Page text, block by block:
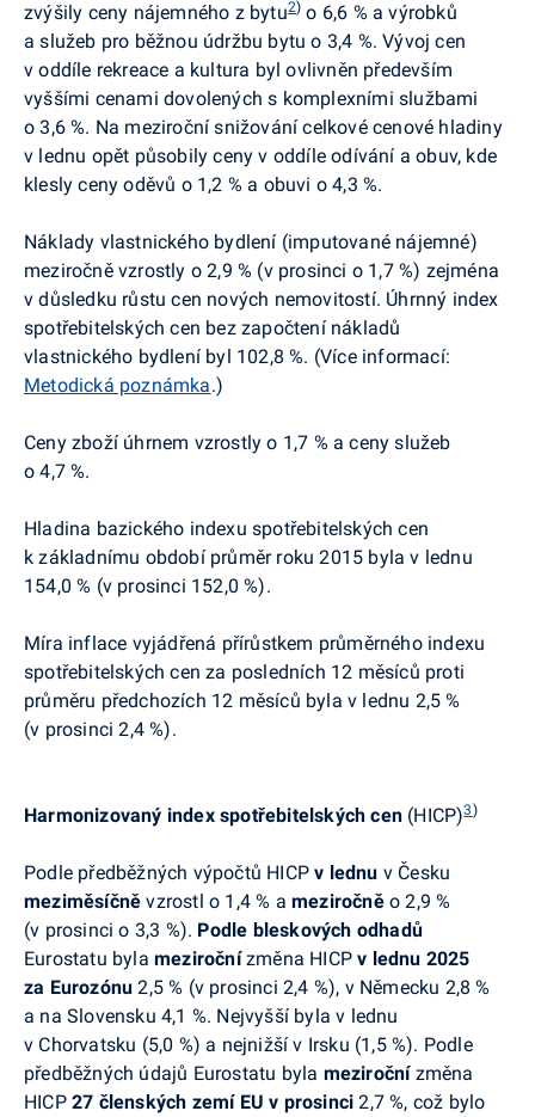
zvýšily ceny nájemného z bytu2) o 6,6 % a výrobků
a služeb pro běžnou údržbu bytu o 3,4 %. Vývoj cen
v oddíle rekreace a kultura byl ovlivněn především
vyššími cenami dovolených s komplexními službami
o 3,6 %. Na meziroční snižování celkové cenové hladiny
v lednu opět působily ceny v oddíle odívání a obuv, kde
klesly ceny oděvů o 1,2 % a obuvi o 4,3 %.
Náklady vlastnického bydlení (imputované nájemné)
meziročně vzrostly o 2,9 % (v prosinci o 1,7 %) zejména
v důsledku růstu cen nových nemovitostí. Úhrnný index
spotřebitelských cen bez započtení nákladů
vlastnického bydlení byl 102,8 %. (Více informací:
Metodická poznámka.)
Ceny zboží úhrnem vzrostly o 1,7 % a ceny služeb
o 4,7 %.
Hladina bazického indexu spotřebitelských cen
k základnímu období průměr roku 2015 byla v lednu
154,0 % (v prosinci 152,0 %).
Míra inflace vyjádřená přírůstkem průměrného indexu
spotřebitelských cen za posledních 12 měsíců proti
průměru předchozích 12 měsíců byla v lednu 2,5 %
(v prosinci 2,4 %).
Harmonizovaný index spotřebitelských cen (HICP)3)
Podle předběžných výpočtů HICP v lednu v Česku
meziměsíčně vzrostl o 1,4 % ameziročněo 2,9 %
(v prosinci o 3,3 %). Podle bleskových odhadů
Eurostatu bylameziročnízměna HICPv lednu 2025
za Eurozónu 2,5 % (v prosinci 2,4 %), v Německu 2,8 %
a na Slovensku 4,1 %. Nejvyšší byla v lednu
v Chorvatsku (5,0 %) a nejnižší v Irsku (1,5 %). Podle
předběžných údajů Eurostatu byla meziročnízměna
HICP 27 členských zemí EUv prosinci 2,7 %, což bylo